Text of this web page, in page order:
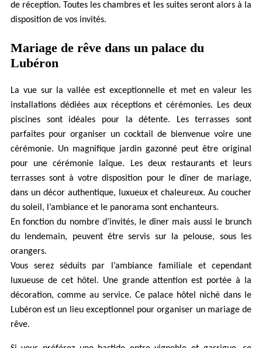
de réception. Toutes les chambres et les suites seront alors à la
disposition de vos invités.
Mariage de rêve dans un palace du
Lubéron
La vue sur la vallée est exceptionnelle et met en valeur les
installations dédiées aux réceptions et cérémonies. Les deux
piscines sont idéales pour la détente. Les terrasses sont
parfaites pour organiser un cocktail de bienvenue voire une
cérémonie. Un magnifique jardin gazonné peut être original
pour une cérémonie laïque. Les deux restaurants et leurs
terrasses sont à votre disposition pour le dîner de mariage,
dans un décor authentique, luxueux et chaleureux. Au coucher
du soleil, l’ambiance et le panorama sont enchanteurs.
En fonction du nombre d’invités, le dîner mais aussi le brunch
du lendemain, peuvent être servis sur la pelouse, sous les
orangers.
Vous serez séduits par l’ambiance familiale et cependant
luxueuse de cet hôtel. Une grande attention est portée à la
décoration, comme au service. Ce palace hôtel niché dans le
Lubéron est un lieu exceptionnel pour organiser un mariage de
rêve.